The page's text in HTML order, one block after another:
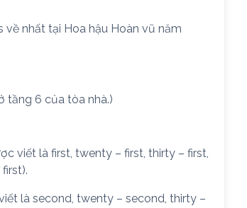
về nhất tại Hoa hậu Hoàn vũ năm
tầng 6 của tòa nhà.)
viết là first, twenty – first, thirty – first,
là second, twenty – second, thirty –